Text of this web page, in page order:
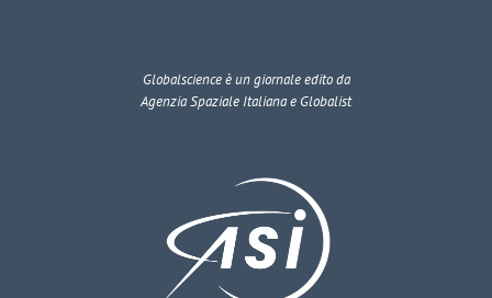
Globalscienceè un giornale edito da
Agenzia Spaziale Italiana e Globalist